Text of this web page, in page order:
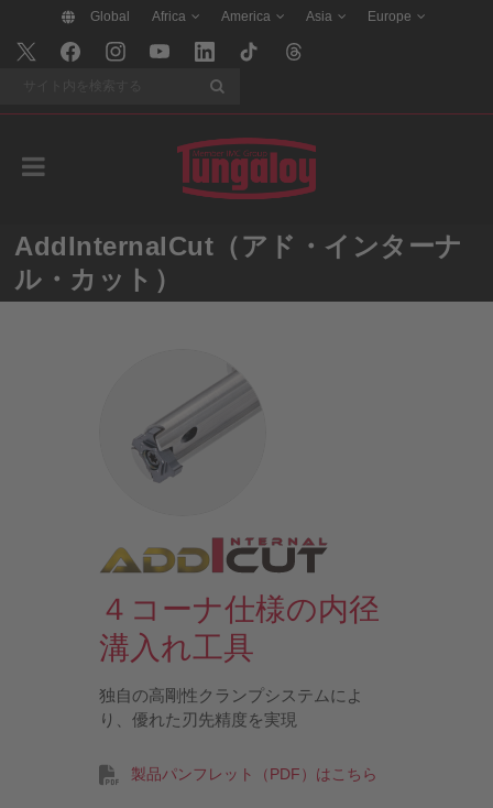
Global Africa America Asia Europe
AddInternalCut（アド・インターナ
ル・カット）
４コーナ仕様の内径
溝入れ工具
独自の高剛性クランプシステムによ
り、優れた刃先精度を実現
製品パンフレット（PDF）はこちら